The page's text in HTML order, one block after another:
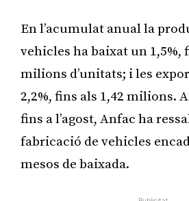
En l’acumulat anual la
vehicles ha baixat un 1,5%,
milions d’unitats; i les
2,2%, fins als 1,42 milions.
fins a l’agost, Anfac ha
fabricació de vehicles
mesos de baixada.